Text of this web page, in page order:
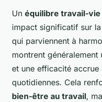
Un équilibre travail-
impact significatif sur
qui parviennent à
montrent
et une efficacité accrue
quotidiennes. Cela
bien-être au travail,